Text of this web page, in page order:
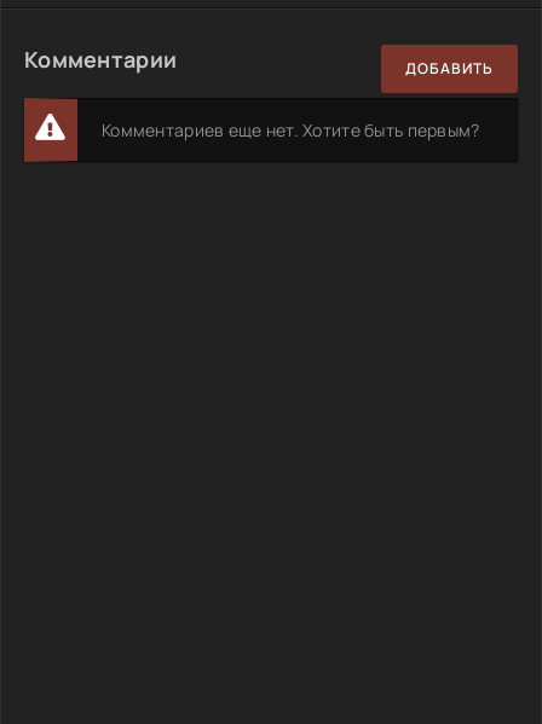
Комментарии ДОБАВИТЬ
Комментариев еще нет. Хотите быть первым?